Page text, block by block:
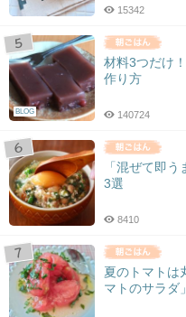
15342
BLOG
材料3つだけ
作り方
140724
「混ぜて即
3選
8410
夏のトマトは
マトのサラダ」